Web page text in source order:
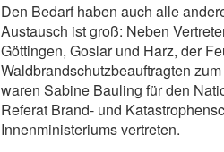
Den Bedarf haben auch alle
Austausch ist groß: Neben
Göttingen, Goslar und Harz, der
Waldbrandschutzbeauftragten
waren Sabine Bauling für den
Referat Brand- und
Innenministeriums vertreten.